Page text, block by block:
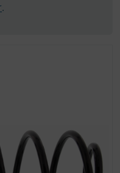
.